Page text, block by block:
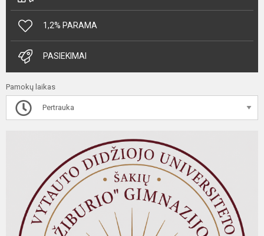
1,2% PARAMA
PASIEKIMAI
Pamokų laikas
Pertrauka